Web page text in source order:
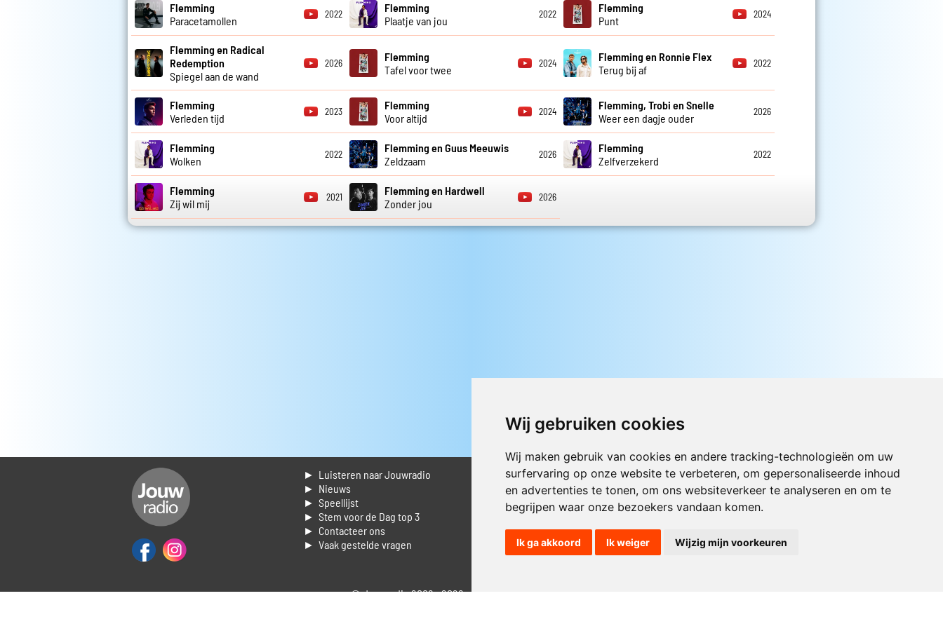
Wij gebruiken cookies
Wij maken gebruik van cookies en andere tracking-technologieën om uw
surfervaring op onze website te verbeteren, om gepersonaliseerde inhoud
en advertenties te tonen, om ons websiteverkeer te analyseren en om te
begrijpen waar onze bezoekers vandaan komen.
Ik ga akkoord Ik weiger Wijzig mijn voorkeuren
Flemming
Paracetamollen
2022
Flemming
Plaatje van jou
2022
Flemming
Punt
2024
Flemming en Radical
Redemption
Spiegel aan de wand
2026
Flemming
Tafel voor twee
2024
Flemming en Ronnie Flex
Terug bij af
2022
Flemming
Verleden tijd
2023
Flemming
Voor altijd
2024
Flemming, Trobi en Snelle
Weer een dagje ouder
2026
Flemming
Wolken
2022
Flemming en Guus Meeuwis
Zeldzaam
2026
Flemming
Zelfverzekerd
2022
Flemming
Zij wil mij
2021
Flemming en Hardwell
Zonder jou
2026
► Luisteren naar Jouwradio
► Nieuws
► Speellijst
► Stem voor de Dag top 3
► Contacteer ons
► Vaak gestelde vragen
► Livestream informatie
► Muziek opzoeken
► Vlaamse 100 Aller tijden
► De 50 beste van...
► Adverteren op Jouwradio
► Cookie voorkeuren wijzigen
► Privacyinformatie
Luister nu naar Jouwradio! De beste
Nederlandstalige muziek uit de lage
landen hoor je hier al 20 jaar. In
of smartphone.
© Jouwradio 2006 - 2026 - alle rechten voorbehouden.